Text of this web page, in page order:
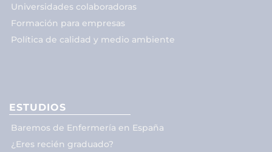
Universidades colaboradoras
Formación para empresas
Política de calidad y medio ambiente
ESTUDIOS
Baremos de Enfermería en España
¿Eres recién graduado?